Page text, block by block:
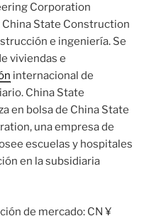
Corporation
State Construction
e ingeniería. Se
viviendas e
internacional de
China State
en bolsa de China State
una empresa de
escuelas y hospitales
en la subsidiaria
de mercado: CN ¥